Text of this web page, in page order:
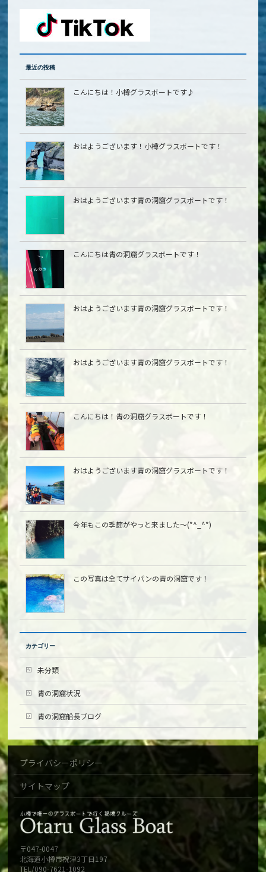
最近の投稿
こんにちは！小樽グラスボートです♪
おはようございます！小樽グラスボートです！
おはようございます青の洞窟グラスボートです！
こんにちは青の洞窟グラスボートです！
おはようございます青の洞窟グラスボートです！
おはようございます青の洞窟グラスボートです！
こんにちは︎！青の洞窟グラスボートです！
おはようございます青の洞窟グラスボートです！
今年もこの季節がやっと来ました〜(*^_^*)
この写真は全てサイパンの青の洞窟です！
カテゴリー
未分類
青の洞窟状況
青の洞窟船長ブログ
プライバシーポリシー
サイトマップ
〒047-0047
北海道小樽市祝津3丁目197
TEL/090-7621-1092